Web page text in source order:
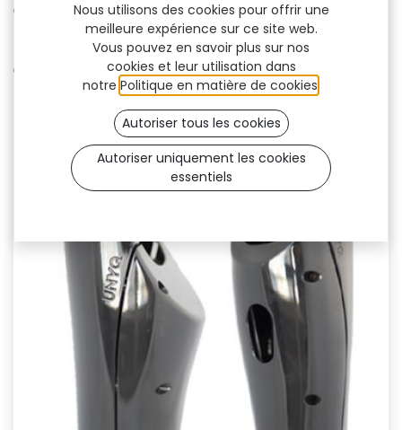
Nous utilisons des cookies pour offrir une
meilleure expérience sur ce site web.
Vous pouvez en savoir plus sur nos
cookies et leur utilisation dans
notre Politique en matière de cookies
Autoriser tous les cookies
Autoriser uniquement les cookies
essentiels